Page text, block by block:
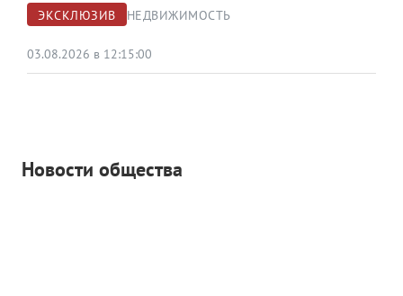
ЭКСКЛЮЗИВ НЕДВИЖИМОСТЬ
03.08.2026 в 12:15:00
Новости общества